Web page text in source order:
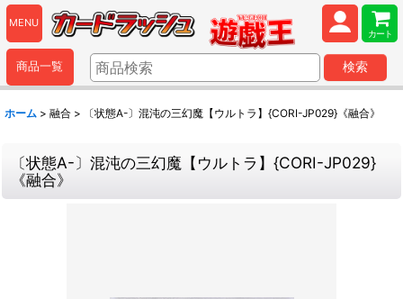
MENU
カート
商品一覧 検索
ホーム > 融合 > 〔状態A-〕混沌の三幻魔【ウルトラ】{CORI-JP029}《融合》
〔状態A-〕混沌の三幻魔【ウルトラ】{CORI-JP029}
《融合》